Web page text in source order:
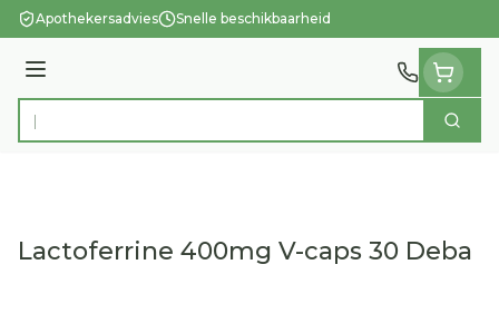
Ga naar de inhoud
Apothekersadvies Snelle beschikbaarheid
Menu
Product, merk, categorie... Zoek
Lactoferrine 400mg V-caps 30 Deba